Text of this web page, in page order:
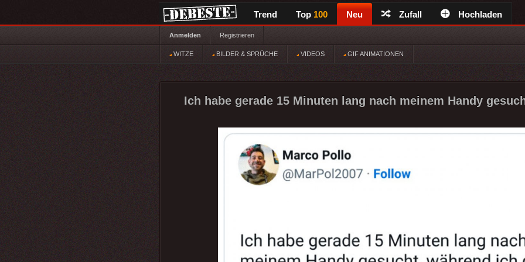
Trend Top 100 Neu Zufall Hochladen
Anmelden Registrieren
WITZE BILDER & SPRÜCHE VIDEOS GIF ANIMATIONEN
Ich habe gerade 15 Minuten lang nach meinem Handy